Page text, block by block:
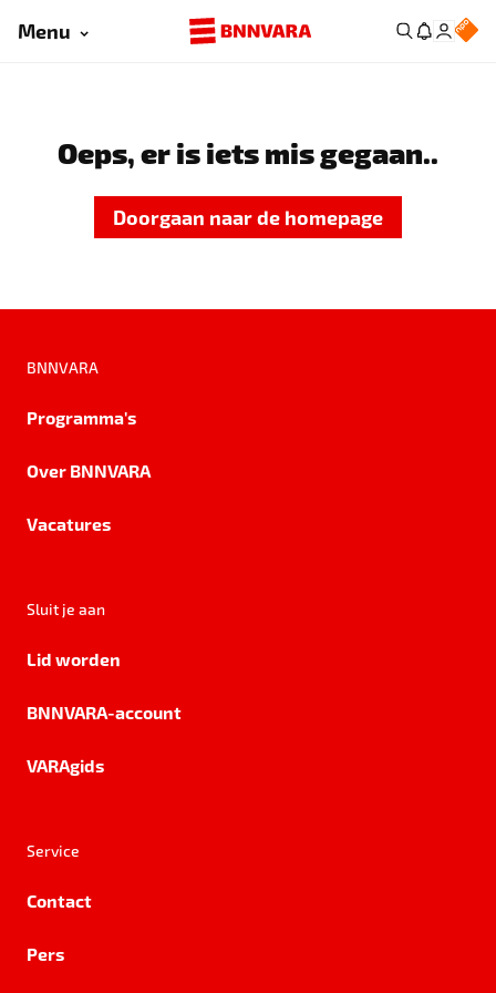
Menu
Oeps, er is iets mis gegaan..
Doorgaan naar de homepage
BNNVARA
Programma's
Over BNNVARA
Vacatures
Sluit je aan
Lid worden
BNNVARA-account
VARAgids
Service
Contact
Pers